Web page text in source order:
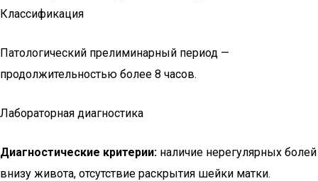
Классификация
Патологический прелиминарный период —
продолжительностью более 8 часов.
Лабораторная диагностика
Диагностические критерии: наличие нерегулярных болей
внизу живота, отсутствие раскрытия шейки матки.